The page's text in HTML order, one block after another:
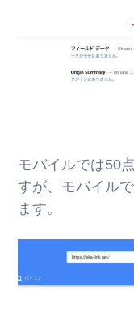
モバイルでは50
すが、モバイル
ます。